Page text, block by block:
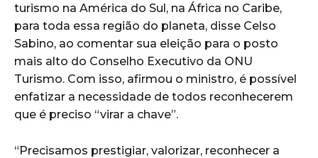
turismo na América do Sul, na África no Caribe,
para toda essa região do planeta, disse Celso
Sabino, ao comentar sua eleição para o posto
mais alto do Conselho Executivo da ONU
Turismo. Com isso, afirmou o ministro, é possível
enfatizar a necessidade de todos reconhecerem
que é preciso “virar a chave”.
“Precisamos prestigiar, valorizar, reconhecer a